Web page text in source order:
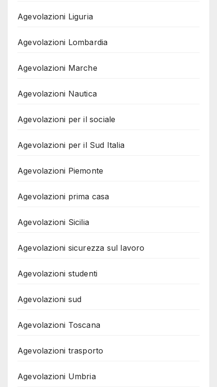
Agevolazioni Liguria
Agevolazioni Lombardia
Agevolazioni Marche
Agevolazioni Nautica
Agevolazioni per il sociale
Agevolazioni per il Sud Italia
Agevolazioni Piemonte
Agevolazioni prima casa
Agevolazioni Sicilia
Agevolazioni sicurezza sul lavoro
Agevolazioni studenti
Agevolazioni sud
Agevolazioni Toscana
Agevolazioni trasporto
Agevolazioni Umbria